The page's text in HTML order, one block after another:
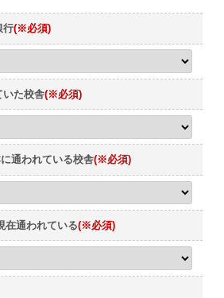
行(※必須)
いた校舎(※必須)
通われている校舎(※必須)
在通われている(※必須)